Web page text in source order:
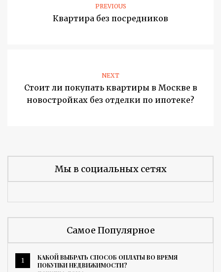
PREVIOUS
Квартира без посредников
NEXT
Стоит ли покупать квартиры в Москве в
новостройках без отделки по ипотеке?
Мы в социальных сетях
Самое Популярное
1
КАКОЙ ВЫБРАТЬ СПОСОБ ОПЛАТЫ ВО ВРЕМЯ
ПОКУПКИ НЕДВИЖИМОСТИ?